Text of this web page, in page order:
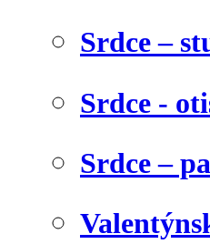
Srdce –
Srdce -
Srdce –